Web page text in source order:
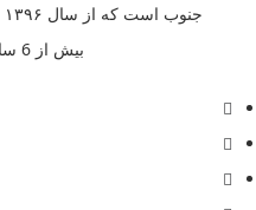
بیش از 6 سال از اولین روزهای پلاسینگ می‌گذرد.